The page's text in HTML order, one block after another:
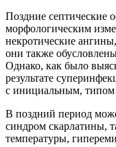
Поздние септические
морфологическим
некротические
они также
Однако, как было
результате
с инициальным, типом
В поздний период
синдром скарлатины,
температуры,